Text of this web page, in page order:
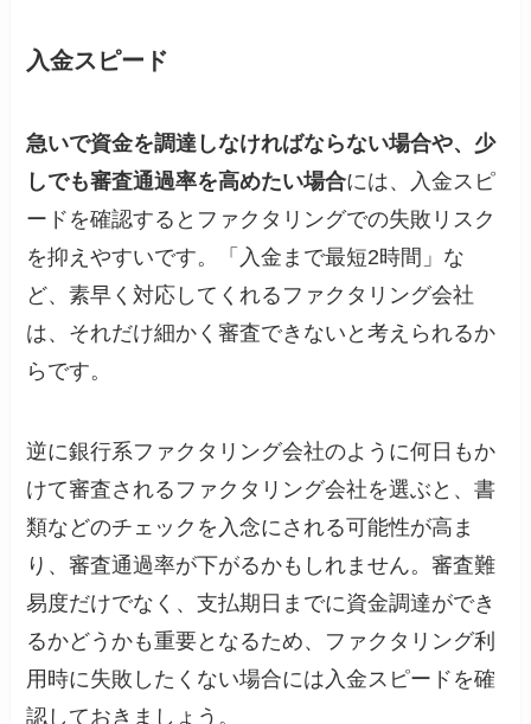
入金スピード
急いで資金を調達しなければならない場合や、少
しでも審査通過率を高めたい場合には、入金スピ
ードを確認するとファクタリングでの失敗リスク
を抑えやすいです。「入金まで最短2時間」な
ど、素早く対応してくれるファクタリング会社
は、それだけ細かく審査できないと考えられるか
らです。
逆に銀行系ファクタリング会社のように何日もか
けて審査されるファクタリング会社を選ぶと、書
類などのチェックを入念にされる可能性が高ま
り、審査通過率が下がるかもしれません。審査難
易度だけでなく、支払期日までに資金調達ができ
るかどうかも重要となるため、ファクタリング利
用時に失敗したくない場合には入金スピードを確
認しておきましょう。